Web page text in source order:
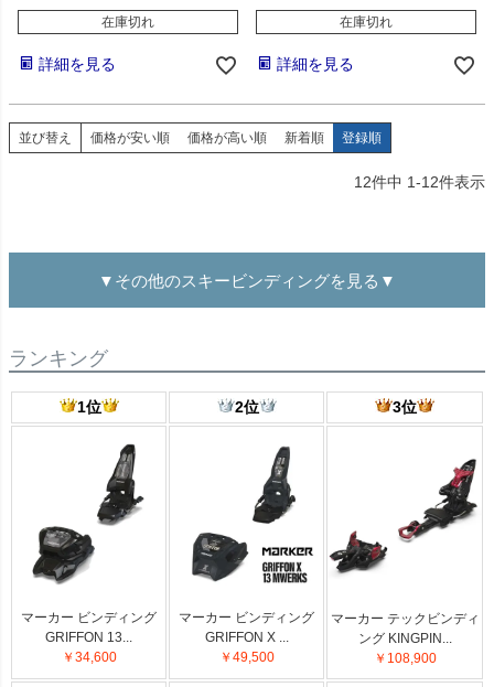
在庫切れ
詳細を見る
在庫切れ
詳細を見る
並び替え 価格が安い順 価格が高い順 新着順 登録順
12件中 1-12件表示
▼その他のスキービンディングを見る▼
ランキング
1位 2位 3位
マーカー ビンディング
GRIFFON 13...
￥34,600
マーカー ビンディング
GRIFFON X ...
￥49,500
マーカー テックビンディ
ング KINGPIN...
￥108,900